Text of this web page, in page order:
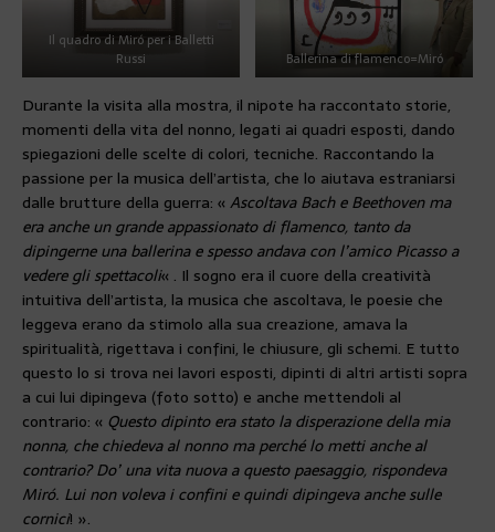
Il quadro di Miró per i Balletti
Russi
Ballerina di flamenco=Miró
Durante la visita alla mostra, il nipote ha raccontato storie,
momenti della vita del nonno, legati ai quadri esposti, dando
spiegazioni delle scelte di colori, tecniche. Raccontando la
passione per la musica dell’artista, che lo aiutava estraniarsi
dalle brutture della guerra: « Ascoltava Bach e Beethoven ma
era anche un grande appassionato di flamenco, tanto da
dipingerne una ballerina e spesso andava con l’amico Picasso a
vedere gli spettacoli« . Il sogno era il cuore della creatività
intuitiva dell’artista, la musica che ascoltava, le poesie che
leggeva erano da stimolo alla sua creazione, amava la
spiritualità, rigettava i confini, le chiusure, gli schemi. E tutto
questo lo si trova nei lavori esposti, dipinti di altri artisti sopra
a cui lui dipingeva (foto sotto) e anche mettendoli al
contrario: « Questo dipinto era stato la disperazione della mia
nonna, che chiedeva al nonno ma perché lo metti anche al
contrario? Do’ una vita nuova a questo paesaggio, rispondeva
Miró. Lui non voleva i confini e quindi dipingeva anche sulle
cornici! ».